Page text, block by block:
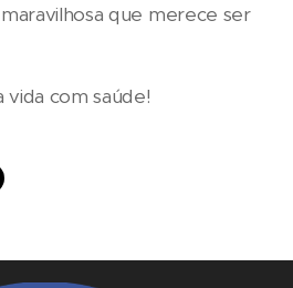
que merece ser
vida com saúde!